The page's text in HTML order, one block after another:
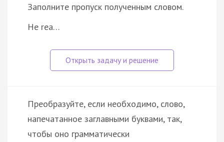
Заполните пропуск полученным словом.
He rea…
Преобразуйте, если необходимо, слово,
напечатанное заглавными буквами, так,
чтобы оно грамматически